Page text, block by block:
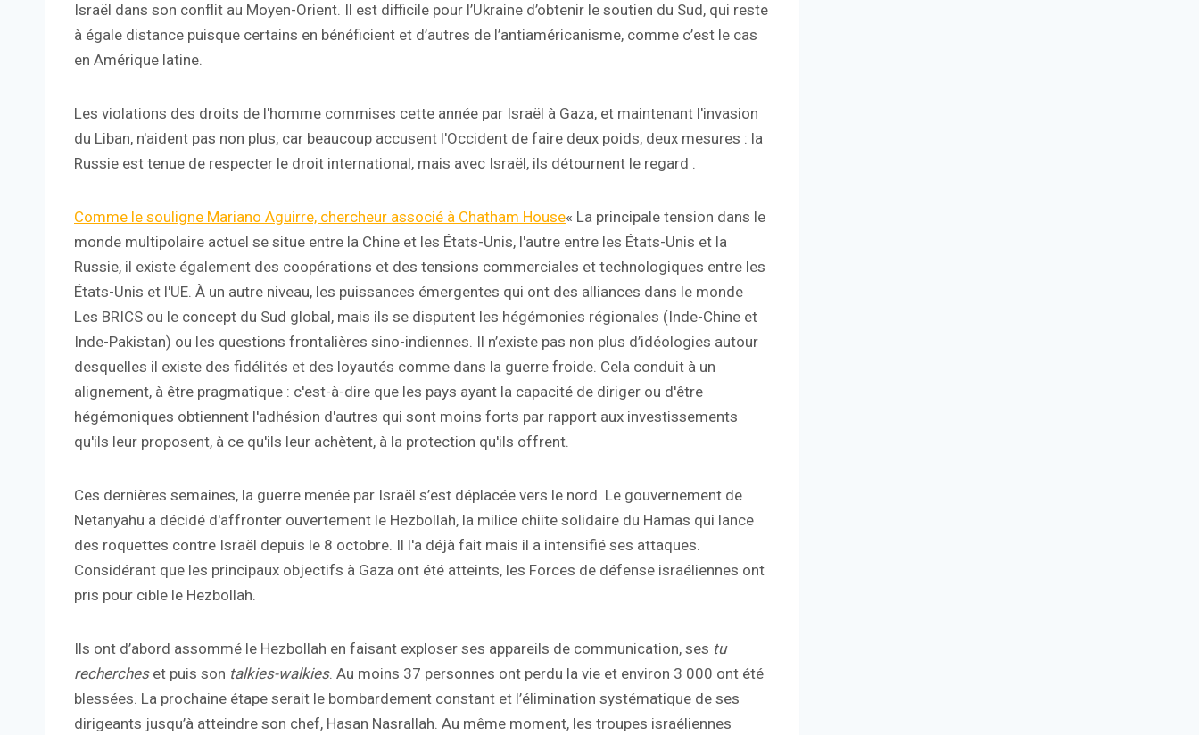
Israël dans son conflit au Moyen-Orient. Il est difficile pour l’Ukraine d’obtenir le soutien du Sud, qui reste
à égale distance puisque certains en bénéficient et d’autres de l’antiaméricanisme, comme c’est le cas
en Amérique latine.
Les violations des droits de l'homme commises cette année par Israël à Gaza, et maintenant l'invasion
du Liban, n'aident pas non plus, car beaucoup accusent l'Occident de faire deux poids, deux mesures : la
Russie est tenue de respecter le droit international, mais avec Israël, ils détournent le regard .
Comme le souligne Mariano Aguirre, chercheur associé à Chatham House« La principale tension dans le
monde multipolaire actuel se situe entre la Chine et les États-Unis, l'autre entre les États-Unis et la
Russie, il existe également des coopérations et des tensions commerciales et technologiques entre les
États-Unis et l'UE. À un autre niveau, les puissances émergentes qui ont des alliances dans le monde
Les BRICS ou le concept du Sud global, mais ils se disputent les hégémonies régionales (Inde-Chine et
Inde-Pakistan) ou les questions frontalières sino-indiennes. Il n’existe pas non plus d’idéologies autour
desquelles il existe des fidélités et des loyautés comme dans la guerre froide. Cela conduit à un
alignement, à être pragmatique : c'est-à-dire que les pays ayant la capacité de diriger ou d'être
hégémoniques obtiennent l'adhésion d'autres qui sont moins forts par rapport aux investissements
qu'ils leur proposent, à ce qu'ils leur achètent, à la protection qu'ils offrent.
Ces dernières semaines, la guerre menée par Israël s’est déplacée vers le nord. Le gouvernement de
Netanyahu a décidé d'affronter ouvertement le Hezbollah, la milice chiite solidaire du Hamas qui lance
des roquettes contre Israël depuis le 8 octobre. Il l'a déjà fait mais il a intensifié ses attaques.
Considérant que les principaux objectifs à Gaza ont été atteints, les Forces de défense israéliennes ont
pris pour cible le Hezbollah.
Ils ont d’abord assommé le Hezbollah en faisant exploser ses appareils de communication, ses tu
rechercheset puis son talkies-walkies. Au moins 37 personnes ont perdu la vie et environ 3 000 ont été
blessées. La prochaine étape serait le bombardement constant et l’élimination systématique de ses
dirigeants jusqu’à atteindre son chef, Hasan Nasrallah. Au même moment, les troupes israéliennes